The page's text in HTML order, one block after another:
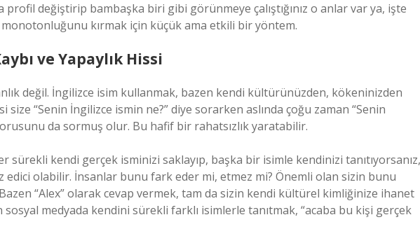
değiştirip bambaşka biri gibi görünmeye çalıştığınız o anlar var ya, işte
kırmak için küçük ama etkili bir yöntem.
ve Yapaylık Hissi
değil. İngilizce isim kullanmak, bazen kendi kültürünüzden, kökeninizden
size “Senin İngilizce ismin ne?” diye sorarken aslında çoğu zaman “Senin
da sormuş olur. Bu hafif bir rahatsızlık yaratabilir.
sürekli kendi gerçek isminizi saklayıp, başka bir isimle kendinizi tanıtıyorsanız,
edici olabilir. İnsanlar bunu fark eder mi, etmez mi? Önemli olan sizin bunu
“Alex” olarak cevap vermek, tam da sizin kendi kültürel kimliğinize ihanet
medyada kendini sürekli farklı isimlerle tanıtmak, “acaba bu kişi gerçek